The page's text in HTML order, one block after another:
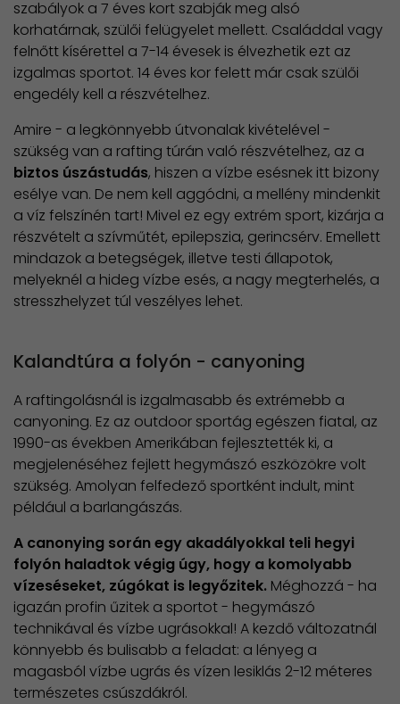
szabályok a 7 éves kort szabják meg alsó
korhatárnak, szülői felügyelet mellett. Családdal vagy
felnőtt kísérettel a 7-14 évesek is élvezhetik ezt az
izgalmas sportot. 14 éves kor felett már csak szülői
engedély kell a részvételhez.
Amire - a legkönnyebb útvonalak kivételével -
szükség van a rafting túrán való részvételhez, az a
biztos úszástudás, hiszen a vízbe esésnek itt bizony
esélye van. De nem kell aggódni, a mellény mindenkit
a víz felszínén tart! Mivel ez egy extrém sport, kizárja a
részvételt a szívműtét, epilepszia, gerincsérv. Emellett
mindazok a betegségek, illetve testi állapotok,
melyeknél a hideg vízbe esés, a nagy megterhelés, a
stresszhelyzet túl veszélyes lehet.
Kalandtúra a folyón - canyoning
A raftingolásnál is izgalmasabb és extrémebb a
canyoning. Ez az outdoor sportág egészen fiatal, az
1990-as években Amerikában fejlesztették ki, a
megjelenéséhez fejlett hegymászó eszközökre volt
szükség. Amolyan felfedező sportként indult, mint
például a barlangászás.
A canonying során egy akadályokkal teli hegyi
folyón haladtok végig úgy, hogy a komolyabb
vízeséseket, zúgókat is legyőzitek. Méghozzá - ha
igazán profin űzitek a sportot - hegymászó
technikával és vízbe ugrásokkal! A kezdő változatnál
könnyebb és bulisabb a feladat: a lényeg a
magasból vízbe ugrás és vízen lesiklás 2-12 méteres
természetes csúszdákról.